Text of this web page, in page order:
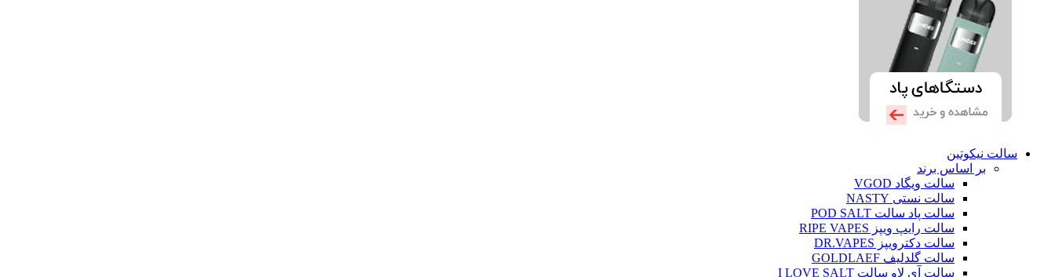
سالت نیکوتین
بر اساس برند
سالت ویگاد VGOD
سالت نستی NASTY
سالت پاد سالت POD SALT
سالت رایپ ویپز RIPE VAPES
سالت دکترویپز DR.VAPES
سالت گلدلیف GOLDLAEF
سالت آی لاو سالت I LOVE SALT